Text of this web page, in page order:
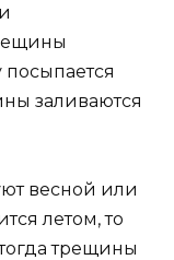
заливаются
весной или
летом, то
трещины